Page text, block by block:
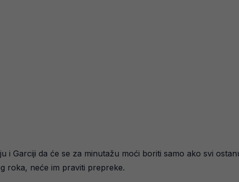
i Garciji da će se za minutažu moći boriti samo ako svi
roka, neće im praviti prepreke.